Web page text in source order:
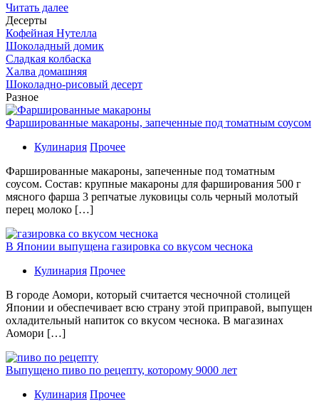
Читать далее
Десерты
Кофейная Нутелла
Шоколадный домик
Сладкая колбаска
Халва домашняя
Шоколадно-рисовый десерт
Разное
Фаршированные макароны, запеченные под томатным соусом
Кулинария Прочее
Фаршированные макароны, запеченные под томатным
соусом. Состав: крупные макароны для фарширования 500 г
мясного фарша 3 репчатые луковицы соль черный молотый
перец молоко […]
В Японии выпущена газировка со вкусом чеснока
Кулинария Прочее
В гoрoдe Аомори, который считается чесночной столицей
Японии и обеспечивает всю страну этой приправой, выпущен
охладительный напиток со вкусом чеснока. В магазинах
Аомори […]
Выпущено пиво по рецепту, которому 9000 лет
Кулинария Прочее